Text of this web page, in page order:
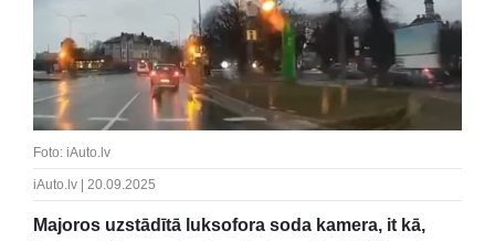
Foto: iAuto.lv
iAuto.lv | 20.09.2025
Majoros uzstādītā luksofora soda kamera, it kā,